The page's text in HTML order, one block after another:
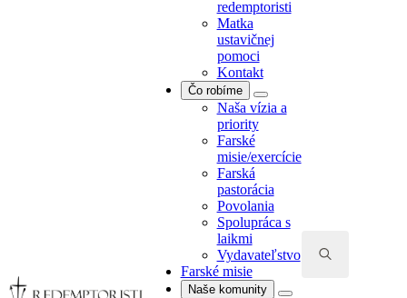
redemptoristi
Matka
ustavičnej
pomoci
Kontakt
Čo robíme
Naša vízia a
priority
Farské
misie/exercície
Farská
pastorácia
Povolania
Spolupráca s
laikmi
Vydavateľstvo
Farské misie
Naše komunity